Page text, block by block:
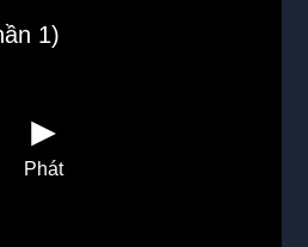
1)
Phát